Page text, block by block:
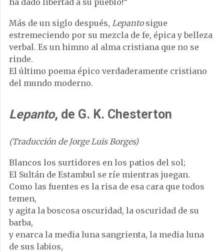
Más de un siglo después, Lepantosigue
estremeciendo por su mezcla de fe, épica y belleza
verbal. Es un himno al alma cristiana que no se
rinde.
El último poema épico verdaderamente cristiano
del mundo moderno.
Lepanto, de G. K. Chesterton
(Traducción de Jorge Luis Borges)
Blancos los surtidores en los patios del sol;
El Sultán de Estambul se ríe mientras juegan.
Como las fuentes es la risa de esa cara que todos
temen,
y agita la boscosa oscuridad, la oscuridad de su
barba,
y enarca la media luna sangrienta, la media luna
de sus labios,